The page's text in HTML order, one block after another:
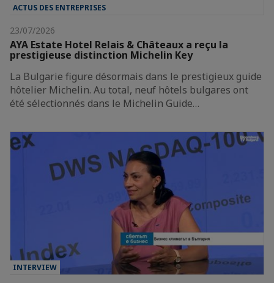
ACTUS DES ENTREPRISES
23/07/2026
AYA Estate Hotel Relais & Châteaux a reçu la
prestigieuse distinction Michelin Key
La Bulgarie figure désormais dans le prestigieux guide
hôtelier Michelin. Au total, neuf hôtels bulgares ont
été sélectionnés dans le Michelin Guide…
INTERVIEW